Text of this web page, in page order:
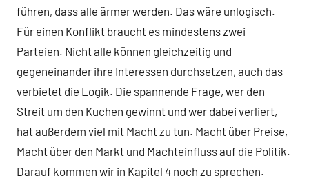
führen, dass alle ärmer werden. Das wäre unlogisch.
Für einen Konflikt braucht es mindestens zwei
Parteien. Nicht alle können gleichzeitig und
gegeneinander ihre Interessen durchsetzen, auch das
verbietet die Logik. Die spannende Frage, wer den
Streit um den Kuchen gewinnt und wer dabei verliert,
hat außerdem viel mit Macht zu tun. Macht über Preise,
Macht über den Markt und Machteinfluss auf die Politik.
Darauf kommen wir in Kapitel 4 noch zu sprechen.